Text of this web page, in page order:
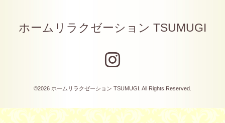
ホームリラクゼーション TSUMUGI
©2026 ホームリラクゼーション TSUMUGI . All Rights Reserved.